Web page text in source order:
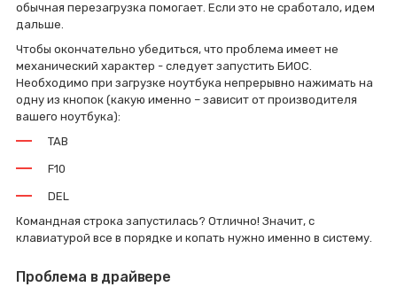
обычная перезагрузка помогает. Если это не сработало, идем
дальше.
Чтобы окончательно убедиться, что проблема имеет не
механический характер - следует запустить БИОС.
Необходимо при загрузке ноутбука непрерывно нажимать на
одну из кнопок (какую именно – зависит от производителя
вашего ноутбука):
TAB
F10
DEL
Командная строка запустилась? Отлично! Значит, с
клавиатурой все в порядке и копать нужно именно в систему.
Проблема в драйвере